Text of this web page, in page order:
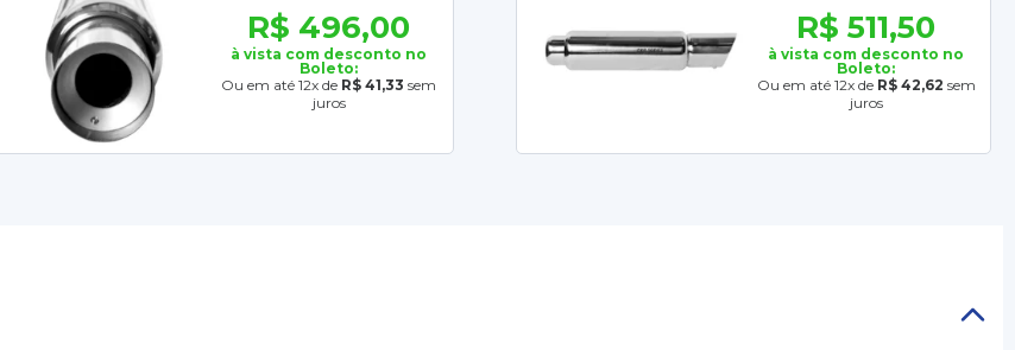
R$ 496,00
à vista com desconto no
Boleto:
Ou em até 12x de R$ 41,33 sem
juros
R$ 511,50
à vista com desconto no
Boleto:
Ou em até 12x de R$ 42,62 sem
juros